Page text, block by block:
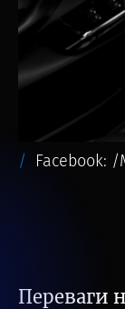
Facebook:
Переваги